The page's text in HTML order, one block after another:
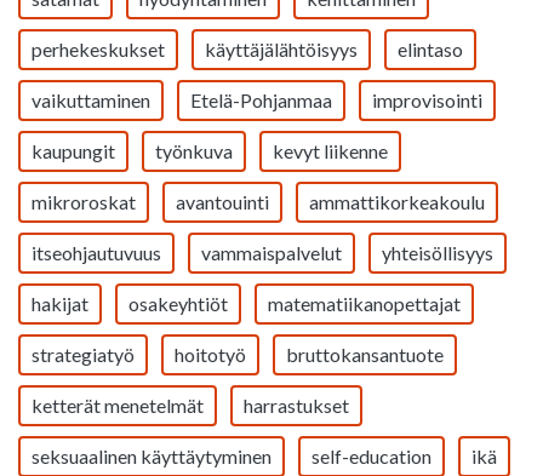
perhekeskukset käyttäjälähtöisyys elintaso
vaikuttaminen Etelä-Pohjanmaa improvisointi
kaupungit työnkuva kevyt liikenne
mikroroskat avantouinti ammattikorkeakoulu
itseohjautuvuus vammaispalvelut yhteisöllisyys
hakijat osakeyhtiöt matematiikanopettajat
strategiatyö hoitotyö bruttokansantuote
ketterät menetelmät harrastukset
seksuaalinen käyttäytyminen self-education ikä